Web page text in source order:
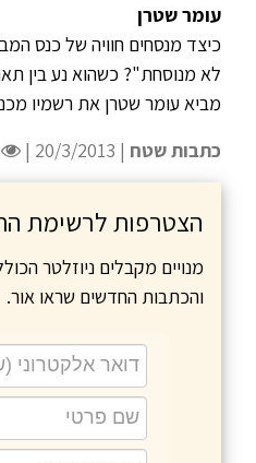
עומר שטרן
כיצד מנסחים חוויה של כנס
לא מנוסחת"? כשהוא נע בין
מביא עומר שטרן את רשמיו
כתבות שטח | 20/3/2013 |
הצטרפות לרשימת
מנויים מקבלים ניוזלטר
והכתבות החדשים שראו אור.